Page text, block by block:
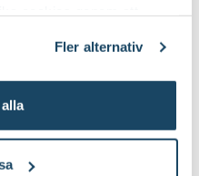
Fler alternativ